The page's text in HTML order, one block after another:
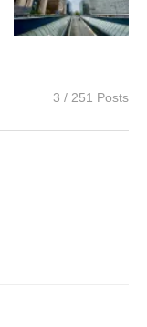
3 / 251 Posts